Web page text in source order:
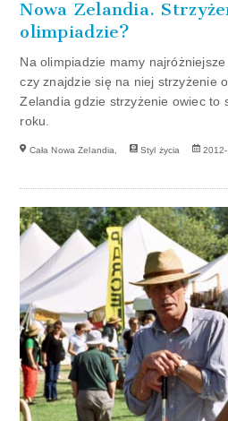
Nowa Zelandia.
olimpiadzie?
Na olimpiadzie mamy
czy znajdzie się na niej strzyżenie
Zelandia gdzie strzyżenie owiec to
roku.
Cała Nowa Zelandia, Styl życia 2012-